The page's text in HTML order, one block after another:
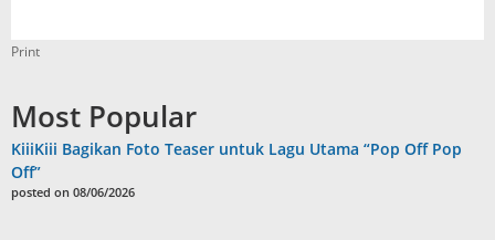
Print
Most Popular
KiiiKiii Bagikan Foto Teaser untuk Lagu Utama “Pop Off Pop
Off”
posted on 08/06/2026